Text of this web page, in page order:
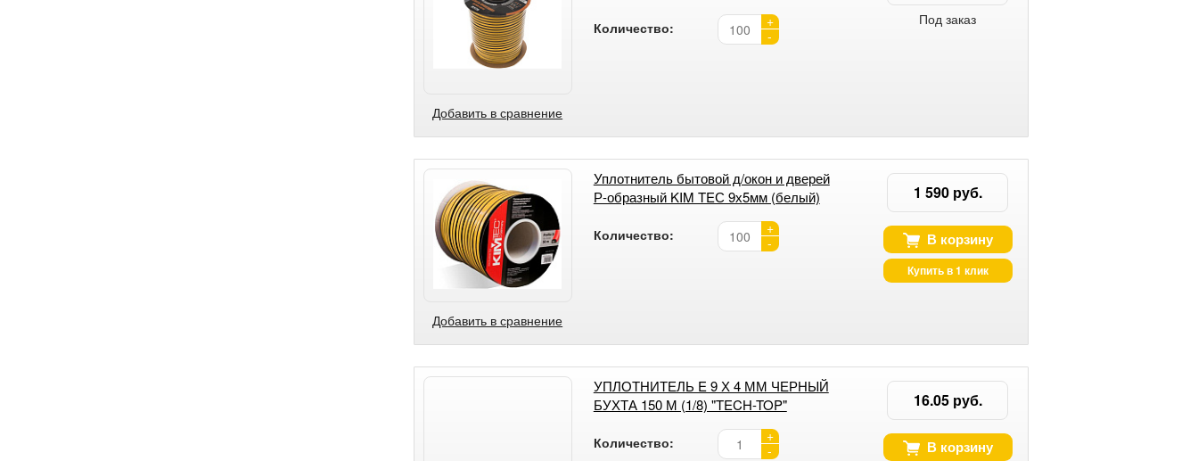
Добавить в сравнение
Количество:
+
-
Под заказ
Добавить в сравнение
Уплотнитель бытовой д/окон и дверей
Р-образный KIM TEС 9х5мм (белый)
Количество:
+
-
1 590 руб.
В корзину
Купить в 1 клик
УПЛОТНИТЕЛЬ E 9 Х 4 ММ ЧЕРНЫЙ
БУХТА 150 М (1/8) "TECH-TOP"
Количество:
+
-
16.05 руб.
В корзину